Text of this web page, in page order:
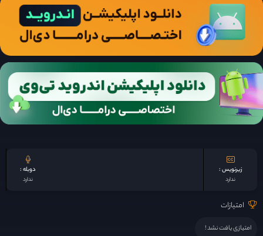
زیرنویس :
ندارد
دوبله :
ندارد
امتیازات
امتیازی یافت نشد !